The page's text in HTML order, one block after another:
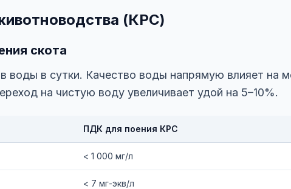
(КРС)
скота
воды в сутки. Качество воды напрямую влияет
на чистую воду увеличивает удой на 5–10%.
ПДК для поения КРС
< 1 000 мг/л
< 7 мг-экв/л